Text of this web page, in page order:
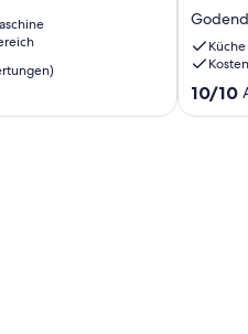
oder unser Kajak zu Wasser
See
Hund
auf
Küche
10.0
10/10